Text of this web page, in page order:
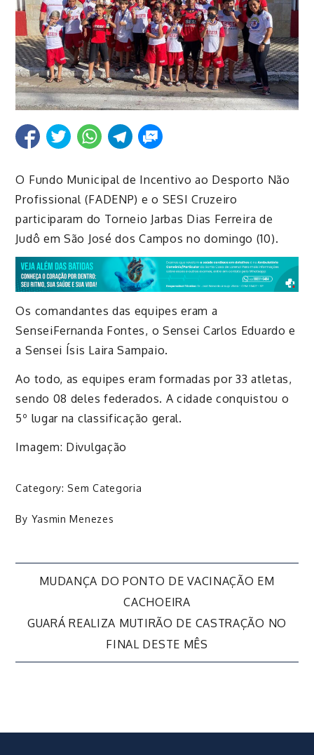
O Fundo Municipal de Incentivo ao Desporto Não
Profissional (FADENP) e o SESI Cruzeiro
participaram do Torneio Jarbas Dias Ferreira de
Judô em São José dos Campos no domingo (10).
Os comandantes das equipes eram a
SenseiFernanda Fontes, o Sensei Carlos Eduardo e
a Sensei Ísis Laira Sampaio.
Ao todo, as equipes eram formadas por 33 atletas,
sendo 08 deles federados. A cidade conquistou o
5º lugar na classificação geral.
Imagem: Divulgação
Category: Sem Categoria
By Yasmin Menezes
Navegação
de
Post
MUDANÇA DO PONTO DE VACINAÇÃO EM
CACHOEIRA
GUARÁ REALIZA MUTIRÃO DE CASTRAÇÃO NO
FINAL DESTE MÊS